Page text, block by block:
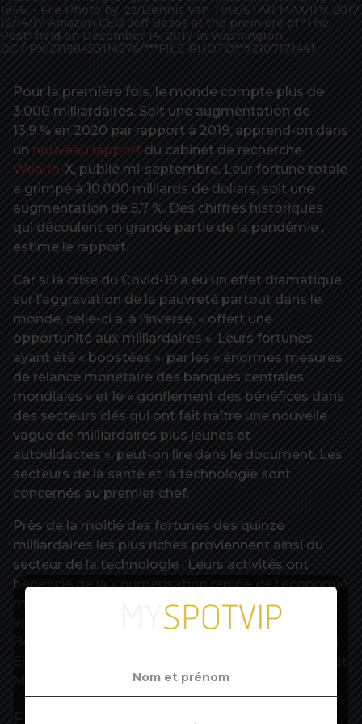
1846. - File Photo by: zz/Dennis Van Tine/STAR MAX/IPx 2017
12/14/17 Amazon CEO Jeff Bezos at the premiere of "The
Post" held on December 14, 2017 in Washington,
DC./IPX/21198453114576/***FILE PHOTO***/2107171441
Pour la première fois, le monde compte plus de
3.000 milliardaires. Soit une augmentation de
13,9 % en 2020 par rapport à 2019, apprend-on dans
un nouveau rapport du cabinet de recherche
Wealth-X, publié mi-septembre. Leur fortune totale
a grimpé à 10.000 milliards de dollars, soit une
augmentation de 5,7 %. Des chiffres historiques
qui découlent en grande partie de la pandémie ,
estime le rapport.
Car si la crise du Covid-19 a eu un effet dramatique
sur l’aggravation de la pauvreté partout dans le
monde, celle-ci a, à l’inverse, « offert une
opportunité aux milliardaires ». Leurs fortunes
ayant été « boostées », par les « énormes mesures
de relance monétaire des banques centrales
mondiales » et le « gonflement des bénéfices dans
des secteurs clés qui ont fait naître une nouvelle
vague de milliardaires plus jeunes et
autodidactes », peut-on lire dans le document. Les
secteurs de la santé et la technologie sont
concernés au premier chef.
Près de la moitié des fortunes des quinze
milliardaires les plus riches proviennent ainsi du
secteur de la technologie . Leurs activités ont
bénéficié de la « numérisation rapide de l’économie
mondiale et des gains d’évolutivité », indique
encore le rapport. Le fondateur d’Amazon, Jeff
Forte progression en Asie